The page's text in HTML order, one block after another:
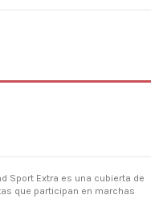
Sport Extra es una cubierta de
que participan en marchas